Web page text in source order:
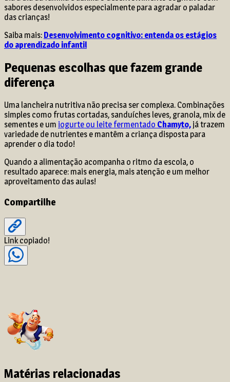
sabores desenvolvidos especialmente para agradar o paladar
das crianças!
Saiba mais: Desenvolvimento cognitivo: entenda os estágios
do aprendizado infantil
Pequenas escolhas que fazem grande
diferença
Uma lancheira nutritiva não precisa ser complexa. Combinações
simples como frutas cortadas, sanduíches leves, granola, mix de
sementes e um iogurte ou leite fermentado Chamyto, já trazem
variedade de nutrientes e mantêm a criança disposta para
aprender o dia todo!
Quando a alimentação acompanha o ritmo da escola, o
resultado aparece: mais energia, mais atenção e um melhor
aproveitamento das aulas!
Compartilhe
Link copiado!
Matérias relacionadas